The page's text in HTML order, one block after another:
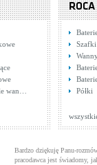
zł WIĘCEJ
wan…
ROCA
Szafki
Półki
Bardzo dziękuję Panu-
pracodawca jest świadomy,